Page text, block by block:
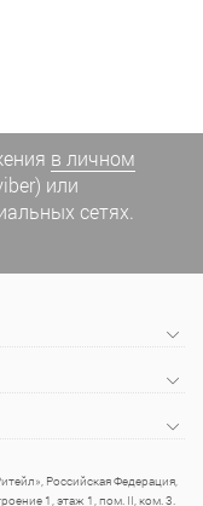
в личном
или
сетях.
Российская Федерация,
1, этаж 1, пом. II, ком. 3.